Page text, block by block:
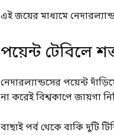
এই জয়ের মাধ্যমে
পয়েন্ট টেবিলে
নেদারল্যান্ডসের পয়েন্ট
না করেই বিশ্বকাপে জায়গা
বাছাই পর্ব থেকে বাকি দুটি